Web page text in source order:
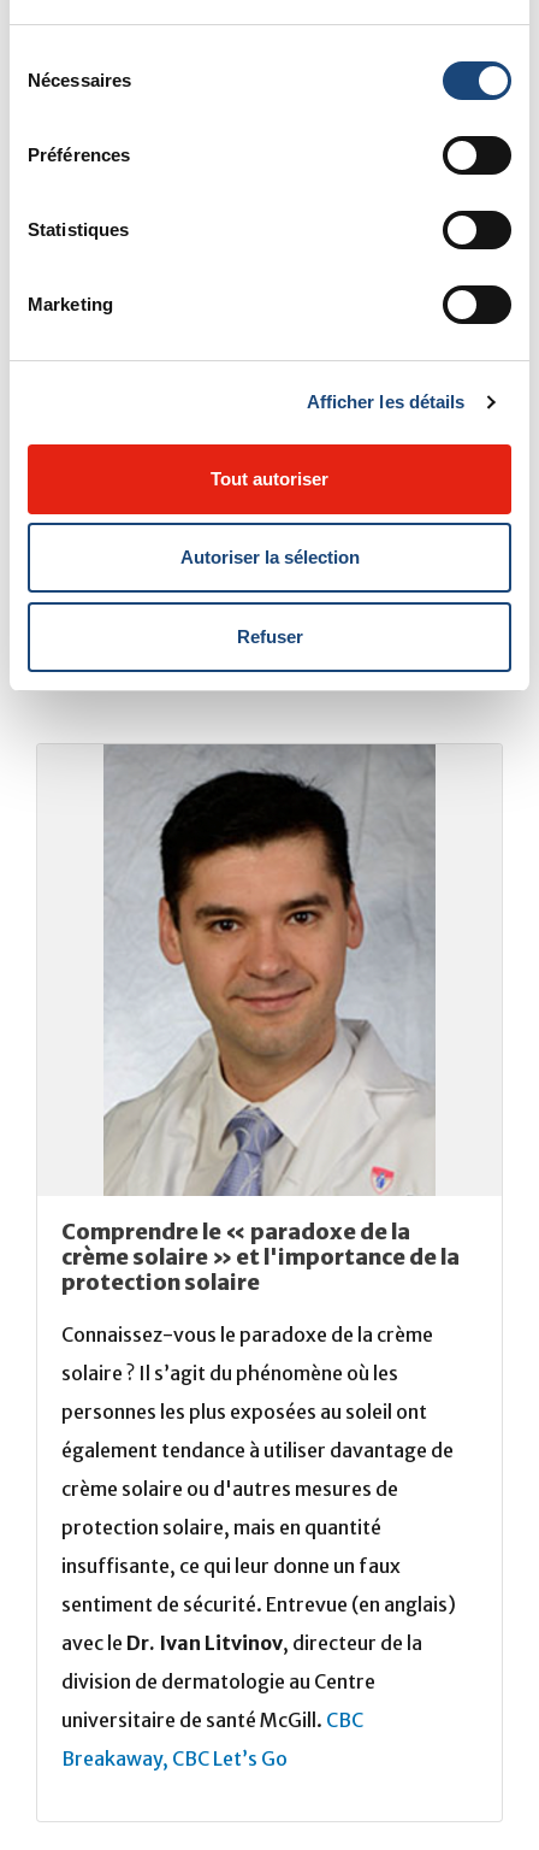
Nécessaires
Préférences
Statistiques
Marketing
Afficher les détails
Tout autoriser
Autoriser la sélection
Refuser
Est-ce que la jalousie a sa place dans
La jalousie est une émotion normale et
importante est menacée de façon
directrice du département de psychologie des
comportement jaloux peut nuire à la relation
irrespectueux. Le sentiment de confiance est
Comprendre le « paradoxe de la
crème solaire » et l'importance de la
protection solaire
Connaissez-vous le paradoxe de la crème
solaire ? Il s’agit du phénomène où les
personnes les plus exposées au soleil ont
également tendance à utiliser davantage de
crème solaire ou d'autres mesures de
protection solaire, mais en quantité
insuffisante, ce qui leur donne un faux
sentiment de sécurité. Entrevue (en anglais)
avec le Dr. Ivan Litvinov, directeur de la
division de dermatologie au Centre
universitaire de santé McGill. CBC
Breakaway, CBC Let’s Go